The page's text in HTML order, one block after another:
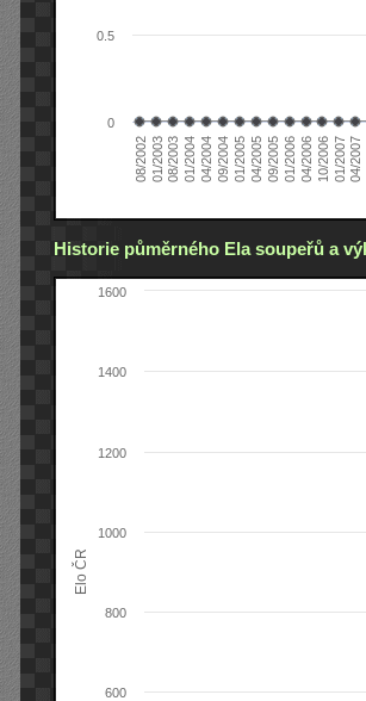
08/200201/200308/200301/200404/200409/200401/200504/200509/200501/200604/200610/200601/200704/2007
0
0.5
Historie půměrného Ela soupeřů a
Elo ČR
600
800
1000
1200
1400
1600